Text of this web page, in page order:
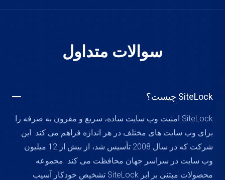
سوالات متداول
SiteLock چیست؟
SiteLock امنیت وب سایت ساده، سریع و مقرون به صرفه را
برای وب سایت های مختلف در هر اندازه فراهم می کند. این
شرکت که در سال 2008 تأسیس شد، از بیش از 12 میلیون
وب سایت در سراسر جهان محافظت می کند. مجموعه
محصولات مبتنی بر ابر SiteLock تشخیص خودکار آسیب